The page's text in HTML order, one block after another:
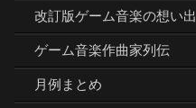
改訂版ゲーム音楽の想い出
ゲーム音楽作曲家列伝
月例まとめ